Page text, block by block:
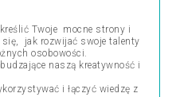
Twoje mocne strony i
się, jak rozwijać swoje talenty
osobowości.
naszą kreatywność i
i łączyć wiedzę z